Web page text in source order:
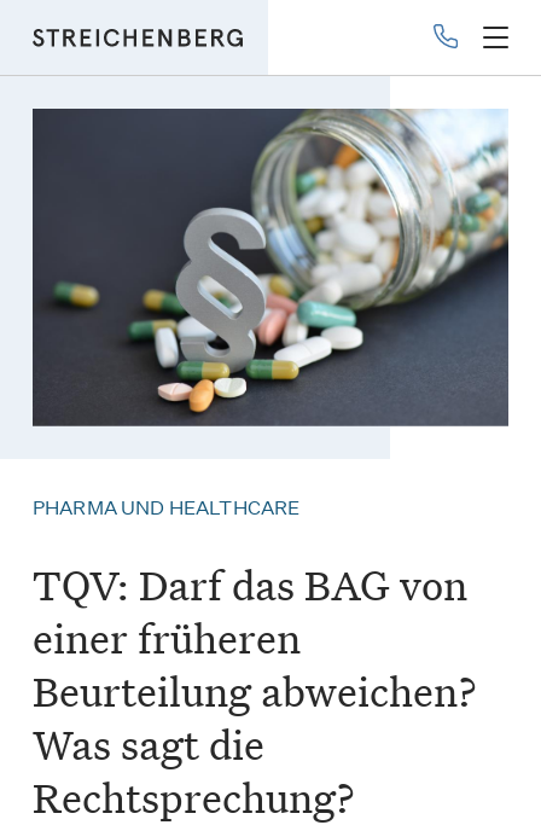
zum
Inhalt
PHARMA UND HEALTHCARE
TQV: Darf das BAG von
einer früheren
Beurteilung abweichen?
Was sagt die
Rechtsprechung?